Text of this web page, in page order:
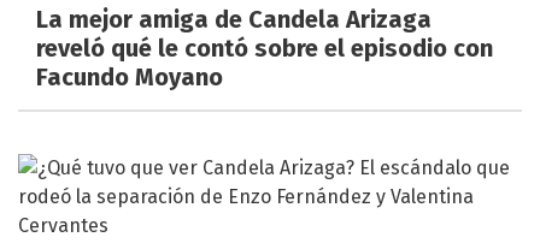
La mejor amiga de Candela Arizaga
reveló qué le contó sobre el episodio con
Facundo Moyano